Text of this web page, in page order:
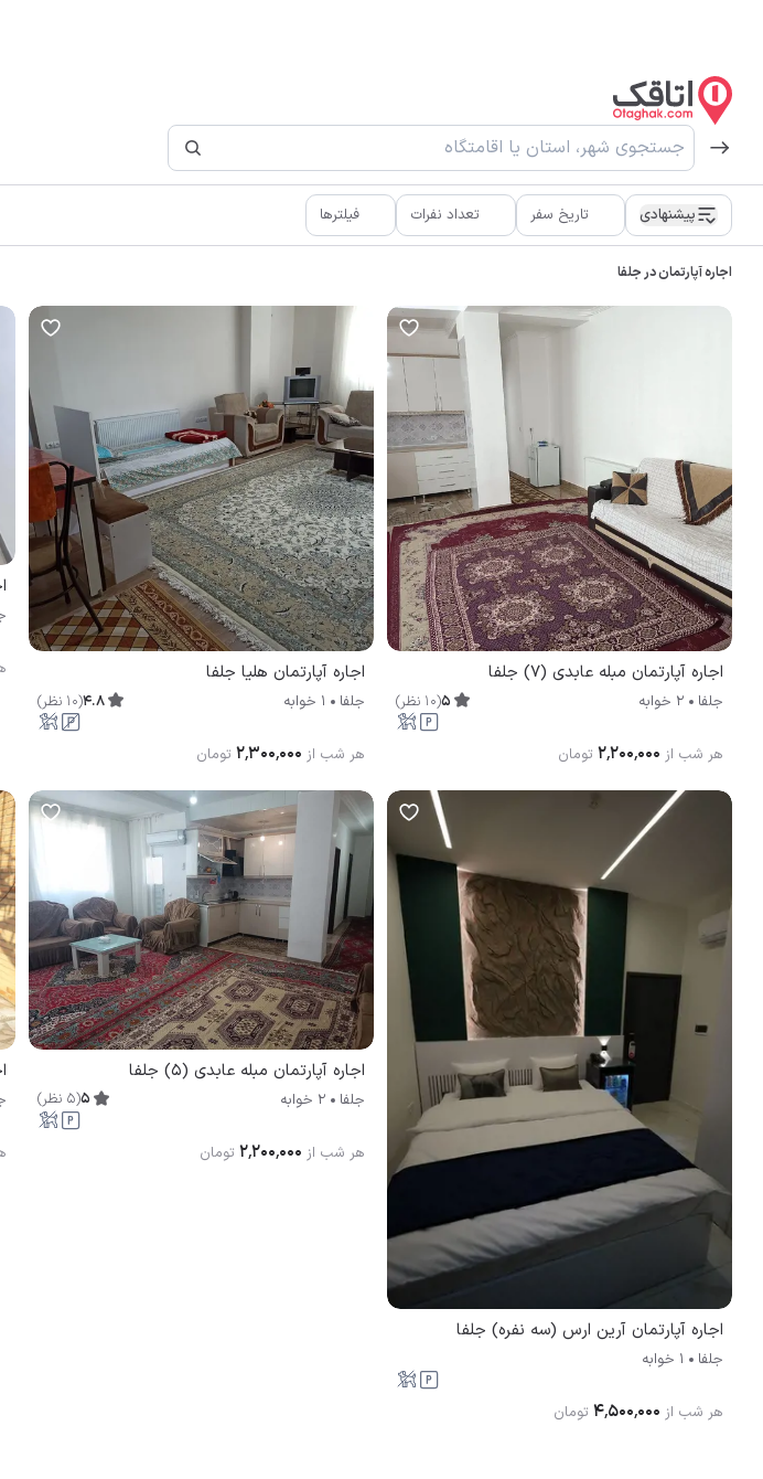
پیشنهادی تاریخ سفر تعداد نفرات فیلترها
اجاره آپارتمان در جلفا
اجاره آپارتمان مبله عابدی (7) جلفا
جلفا 2 خوابه 5
(
10 نظر)
هر شب از ۲٬۲۰۰٬۰۰۰ تومان
اجاره آپارتمان هلیا جلفا
جلفا 1 خوابه 4.8
(
10 نظر)
هر شب از ۲٬۳۰۰٬۰۰۰ تومان
اجاره آپارتمان آرین ارس (سه نفره) جلفا
جلفا 1 خوابه
هر شب از ۴٬۵۰۰٬۰۰۰ تومان
اجاره آپارتمان مبله عابدی (5) جلفا
جلفا 2 خوابه 5
(
5 نظر)
هر شب از ۲٬۲۰۰٬۰۰۰ تومان